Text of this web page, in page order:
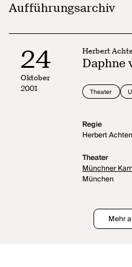
Aufführungsarchiv
24
Oktober
2001
Herbert
Daphne
Theater
Regie
Herbert
Theater
Münchner
München
Mehr